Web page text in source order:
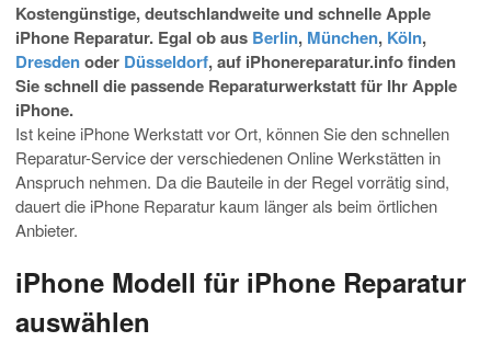
Kostengünstige, deutschlandweite und schnelle Apple
iPhone Reparatur. Egal ob aus Berlin, München, Köln,
Dresdenoder Düsseldorf, auf iPhonereparatur.info finden
Sie schnell die passende Reparaturwerkstatt für Ihr Apple
iPhone.
Ist keine iPhone Werkstatt vor Ort, können Sie den schnellen
Reparatur-Service der verschiedenen Online Werkstätten in
Anspruch nehmen. Da die Bauteile in der Regel vorrätig sind,
dauert die iPhone Reparatur kaum länger als beim örtlichen
Anbieter.
iPhone Modell für iPhone Reparatur
auswählen